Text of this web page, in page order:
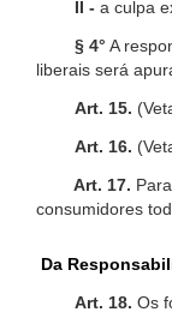
II - a culpa
§ 4° A
liberais será
Art. 15.
Art. 16.
Art. 17.
consumidores
Da
Art. 18. Os